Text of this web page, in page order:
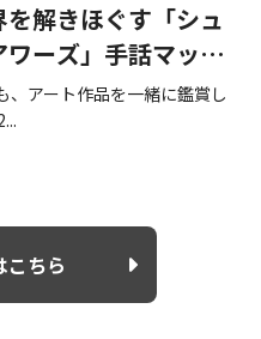
解きほぐす「シュ
ーズ」手話マッ
タビュー
、アート作品を一緒に鑑賞し
こちら